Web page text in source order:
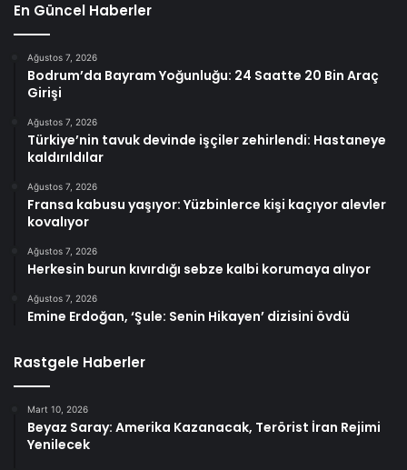
En Güncel Haberler
Ağustos 7, 2026
Bodrum’da Bayram Yoğunluğu: 24 Saatte 20 Bin Araç
Girişi
Ağustos 7, 2026
Türkiye’nin tavuk devinde işçiler zehirlendi: Hastaneye
kaldırıldılar
Ağustos 7, 2026
Fransa kabusu yaşıyor: Yüzbinlerce kişi kaçıyor alevler
kovalıyor
Ağustos 7, 2026
Herkesin burun kıvırdığı sebze kalbi korumaya alıyor
Ağustos 7, 2026
Emine Erdoğan, ‘Şule: Senin Hikayen’ dizisini övdü
Rastgele Haberler
Mart 10, 2026
Beyaz Saray: Amerika Kazanacak, Terörist İran Rejimi
Yenilecek